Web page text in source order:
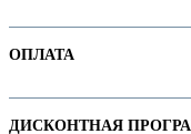
Объем продукта
В интернет-магазине
ОПЛАТА
Оплачивайте покупки
ДИСКОНТНАЯ